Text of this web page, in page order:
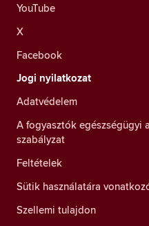
YouTube
X
Facebook
Jogi nyilatkozat
Adatvédelem
A fogyasztók egészségügyi
szabályzat
Feltételek
Sütik használatára
Szellemi tulajdon